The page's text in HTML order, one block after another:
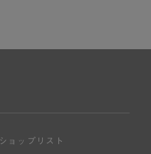
ショップリスト